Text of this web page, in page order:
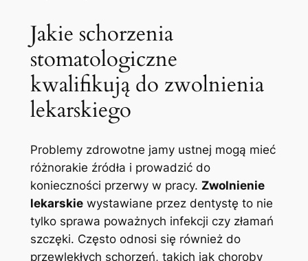
Jakie schorzenia
⁤stomatologiczne
kwalifikują do⁢ zwolnienia
lekarskiego
Problemy zdrowotne jamy ‌ustnej​ mogą mieć‍
różnorakie źródła i prowadzić do
konieczności⁣ przerwy w pracy. Zwolnienie
lekarskiewystawiane ⁤przez dentystę to‌ nie
tylko​ sprawa poważnych infekcji czy złamań
szczęki. Często odnosi się‌ również do
⁤przewlekłych schorzeń, takich jak choroby